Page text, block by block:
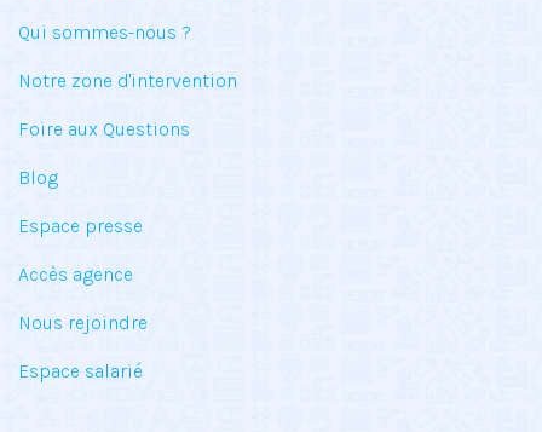
Qui sommes-nous ?
Notre zone d'intervention
Foire aux Questions
Blog
Espace presse
Accès agence
Nous rejoindre
Espace salarié